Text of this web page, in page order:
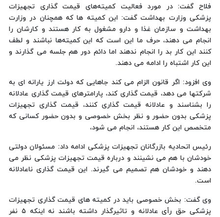
فلاح گفت: در مورد فعالیت کمیته‌های قیمت گذاری تجهیزات
پزشکی وزارت بهداشت گفت: این کمیته ها که همچنان در وزارت
بهداشت و سازمان غذا و دارو مشغول به کار هستند و کارشان را
انجام می دهند، حرف ما این است که این کمیته‌ها نباشند و لطف
کنند این کار بد را انجام ندهند اما دائم دور هم جلسه می گذارند و
این کار اشتباه را ادامه می دهند.
وی افزود: اگر قانون الزام می کند جاهایی که دولت ارز یارانه ای به
شرکتها می دهد، قیمت گذاری کند، پارامترهای قیمت گذاری عادلانه
را بشناسند و عادلانه قیمت گذاری کنند، قیمت گذاری تجهیزات
پزشکی بدون حضور و نظر بخش خصوصی و بدون حضور کسانی که
متخصص این کار هستند، انجام می شود،
رئیس اتحادیه بازرگانان تجهیزات پزشکی ادامه داد: مسئولان دولتی
خودشان با هم می نشینند و درباره قیمت تجهیزات پزشکی نظر می
دهند و خودشان هم تصمیم می گیرند. این قیمت گذاری ناعادلانه
است.
وی گفت: بخش خصوصی باید در کمیته های قیمت گذاری تجهیزات
پزشکی حق رأی عادلانه و تاثیرگذار داشته باشند نه اینکه ۵ نفر